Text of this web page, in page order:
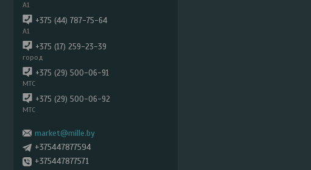
А1
+375 (44) 787-75-64
А1
+375 (17) 259-23-39
город
+375 (29) 500-06-91
МТС
+375 (29) 500-06-92
МТС
market@mille.by
+375447877594
+375447877571